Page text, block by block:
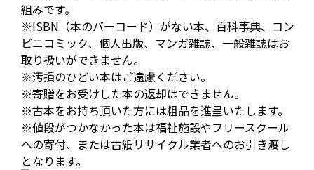
組みです。
※ISBN（本のバーコード）がない本、百科事典、コン
ビニコミック、個人出版、マンガ雑誌、一般雑誌はお
取り扱いができません。
※汚損のひどい本はご遠慮ください。
※寄贈をお受けした本の返却はできません。
※古本をお持ち頂いた方には粗品を進呈いたします。
※値段がつかなかった本は福祉施設やフリースクール
への寄付、または古紙リサイクル業者へのお引き渡し
となります。